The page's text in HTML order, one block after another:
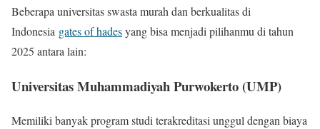
Beberapa universitas swasta murah dan berkualitas di
Indonesia gates of hadesyang bisa menjadi pilihanmu di tahun
2025 antara lain:
Universitas Muhammadiyah Purwokerto (UMP)
Memiliki banyak program studi terakreditasi unggul dengan biaya